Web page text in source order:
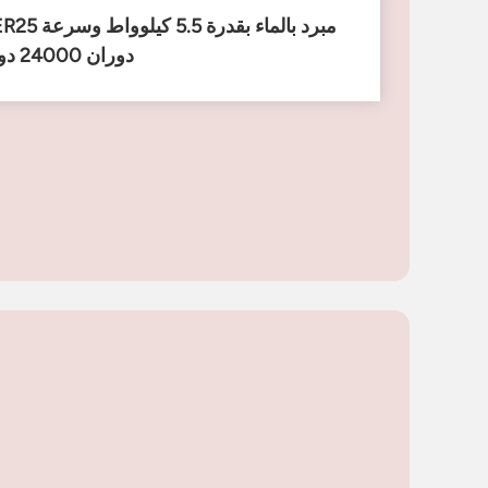
دوران 24000 دورة في الدقيقة